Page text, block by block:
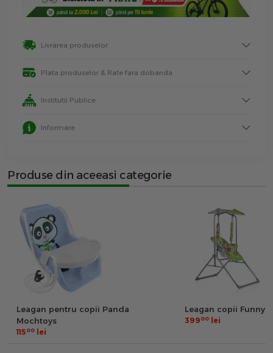
Livrarea produselor
Plata produselor & Rate fara dobanda
Institutii Publice
Informare
Produse din aceeasi categorie
Leagan pentru copii Panda
Mochtoys
11500 lei
Leagan copii Funny
39900 lei